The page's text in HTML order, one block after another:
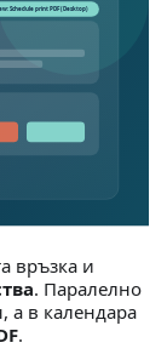
връзка и
. Паралелно
а в календара
.